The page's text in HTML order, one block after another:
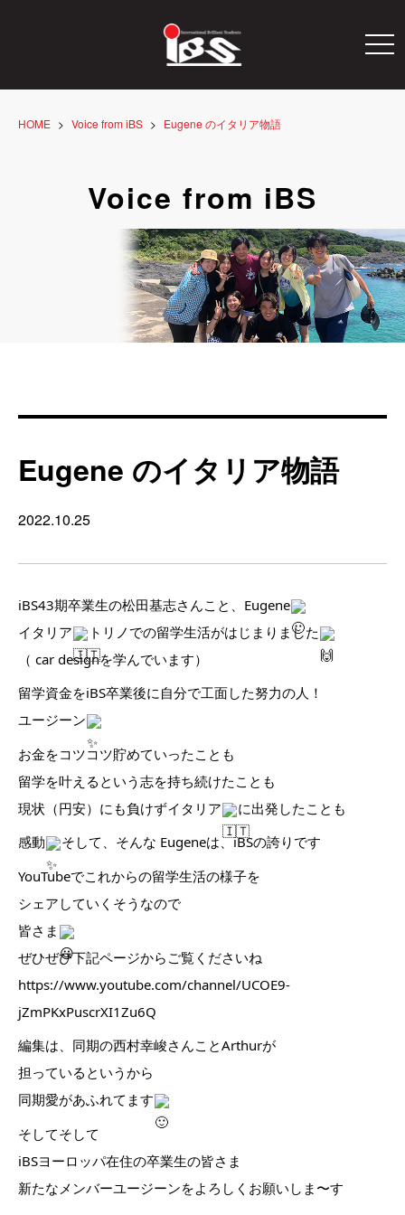
HOME Voice from iBS Eugene のイタリア物語
Voice from iBS
Eugene のイタリア物語
2022.10.25
iBS43期卒業生の松田基志さんこと、Eugene
イタリア
トリノでの留学生活がはじまりました
（ car designを学んでいます）
留学資金をiBS卒業後に自分で工面した努力の人！
ユージーン
お金をコツコツ貯めていったことも
留学を叶えるという志を持ち続けたことも
現状（円安）にも負けずイタリア
に出発したことも
感動
そして、そんな Eugeneは、iBSの誇りです
YouTubeでこれからの留学生活の様子を
シェアしていくそうなので
皆さま
ぜひぜひ下記ページからご覧くださいね
https://www.youtube.com/channel/UCOE9-
jZmPKxPuscrXI1Zu6Q
編集は、同期の西村幸峻さんことArthurが
担っているというから
同期愛があふれてます
そしてそして
iBSヨーロッパ在住の卒業生の皆さま
新たなメンバーユージーンをよろしくお願いしま〜す